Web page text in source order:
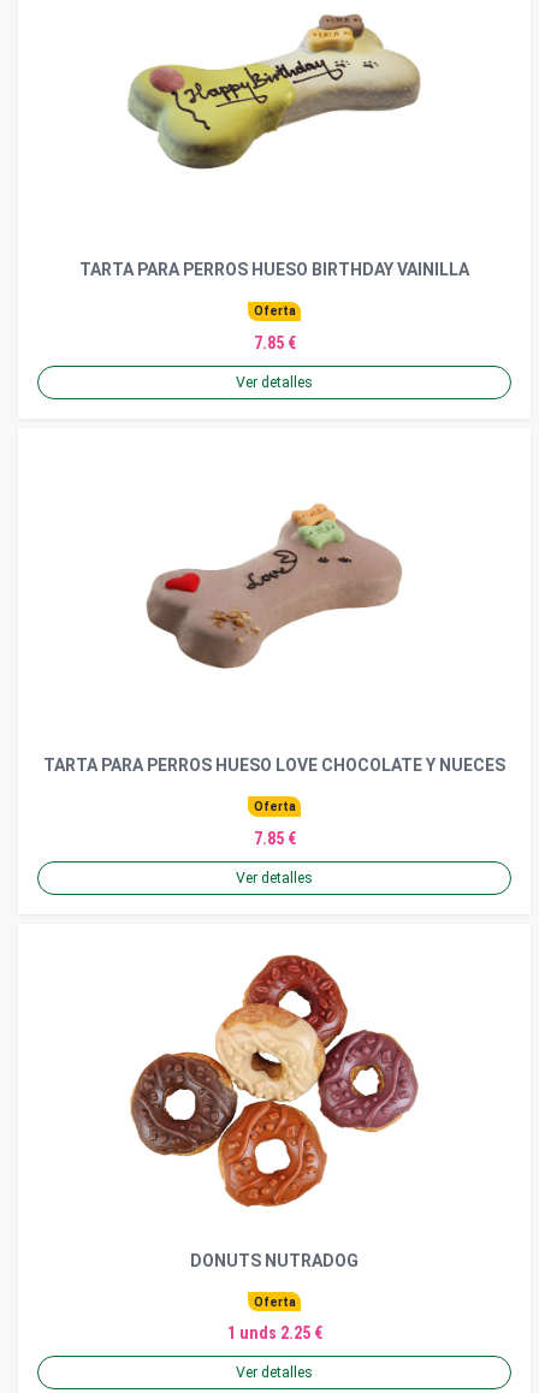
TARTA PARA PERROS HUESO BIRTHDAY VAINILLA
Oferta
7.85 €
Ver detalles
TARTA PARA PERROS HUESO LOVE CHOCOLATE Y NUECES
Oferta
7.85 €
Ver detalles
DONUTS NUTRADOG
Oferta
1 unds 2.25 €
Ver detalles